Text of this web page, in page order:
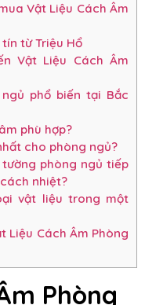
Vật Liệu Cách Âm
từ Triệu Hổ
Vật Liệu Cách Âm
phổ biến tại Bắc
phù hợp?
cho phòng ngủ?
phòng ngủ tiếp
nhiệt?
vật liệu trong một
Liệu Cách Âm Phòng
Phòng